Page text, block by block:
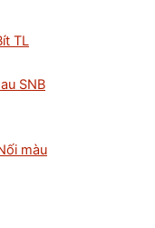
TL
SNB
màu